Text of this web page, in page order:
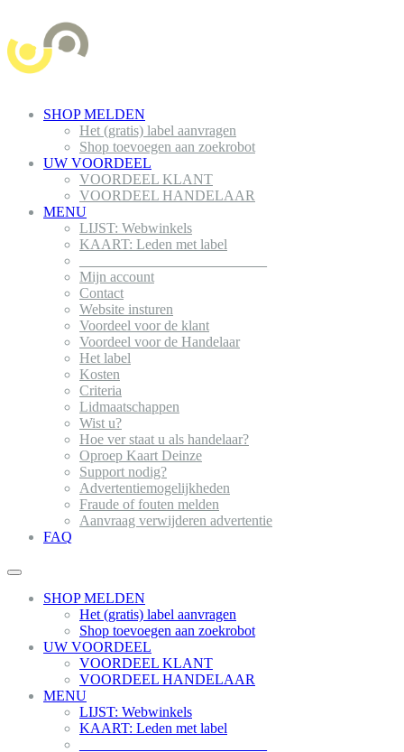
SHOP MELDEN
Het (gratis) label aanvragen
Shop toevoegen aan zoekrobot
UW VOORDEEL
VOORDEEL KLANT
VOORDEEL HANDELAAR
MENU
LIJST: Webwinkels
KAART: Leden met label
Mijn account
Contact
Website insturen
Voordeel voor de klant
Voordeel voor de Handelaar
Het label
Kosten
Criteria
Lidmaatschappen
Wist u?
Hoe ver staat u als handelaar?
Oproep Kaart Deinze
Support nodig?
Advertentiemogelijkheden
Fraude of fouten melden
Aanvraag verwijderen advertentie
FAQ
SHOP MELDEN
Het (gratis) label aanvragen
Shop toevoegen aan zoekrobot
UW VOORDEEL
VOORDEEL KLANT
VOORDEEL HANDELAAR
MENU
LIJST: Webwinkels
KAART: Leden met label